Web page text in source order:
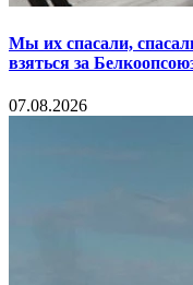
Мы их спасали,
взяться за
07.08.2026